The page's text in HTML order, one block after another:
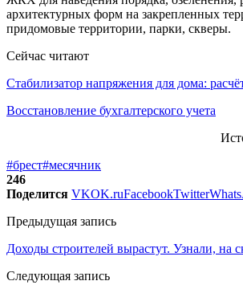
архитектурных форм на закрепленных
придомовые территории, парки, скверы.
Сейчас читают
Стабилизатор напряжения для дома:
Восстановление бухгалтерского учета
#брест#месячник
246
Поделится VKOK.ruFacebookTwitter
Предыдущая запись
Доходы строителей вырастут. Узнали, на
Следующая запись